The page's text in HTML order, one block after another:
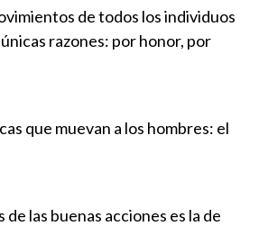
de todos los individuos
razones: por honor, por
que muevan a los hombres: el
de las buenas acciones es la de